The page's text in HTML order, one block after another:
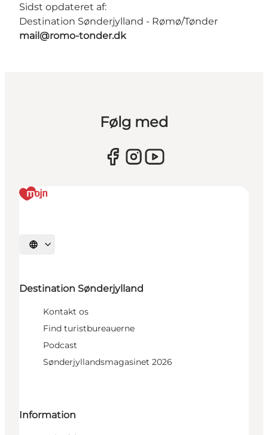
Sidst opdateret af:
Destination Sønderjylland - Rømø/Tønder
mail@romo-tonder.dk
Følg med
Vælg sprog
Destination Sønderjylland
Kontakt os
Find turistbureauerne
Podcast
Sønderjyllandsmagasinet 2026
Information